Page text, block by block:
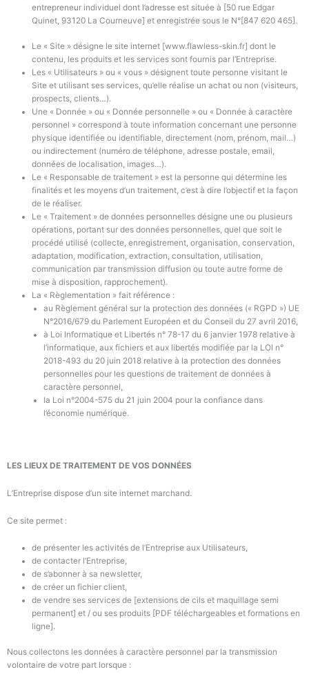
n
g
b
a
s
k
t
-
l
i
g
h
t
l
o
k
-
s
o
i
d
entrepreneur individuel dont l’adresse est située à [50 rue Edgar
Quinet, 93120 La Courneuve] et enregistrée sous le N°[847 620 465].
Le « Site » désigne le site internet [www.flawless-skin.fr] dont le
contenu, les produits et les servicessont fournis par l’Entreprise.
Les « Utilisateurs » ou « vous » désignent toute personne visitant le
Site et utilisant ses services, qu’elle réalise un achat ou non (visiteurs,
prospects, clients…).
Une « Donnée » ou « Donnée personnelle » ou « Donnée à caractère
personnel » correspond à toute information concernant une personne
physique identifiée ou identifiable, directement (nom, prénom, mail…)
ou indirectement (numéro de téléphone, adresse postale, email,
données de localisation, images…).
Le « Responsable de traitement » est la personne qui détermine les
finalités et les moyens d’un traitement, c’est à dire l’objectif et la façon
de le réaliser.
Le « Traitement » de données personnelles désigne une ou plusieurs
opérations, portant sur des données personnelles, quel que soit le
procédé utilisé (collecte, enregistrement, organisation, conservation,
adaptation, modification, extraction, consultation, utilisation,
communication par transmission diffusion ou toute autre forme de
mise à disposition, rapprochement).
La « Règlementation » fait référence :
au Règlement général sur la protection des données (« RGPD ») UE
N°2016/679 du Parlement Européen et du Conseil du 27 avril 2016,
à Loi Informatique et Libertés n° 78-17 du 6 janvier 1978 relative à
l’informatique, aux fichiers et aux libertés modifiée par la LOI n°
2018-493 du 20 juin 2018 relative à la protection des données
personnelles pour les questions de traitement de données à
caractère personnel,
la Loi n°2004-575 du 21 juin 2004 pour la confiance dans
l’économie numérique.
LES LIEUX DE TRAITEMENT DE VOS DONNÉES
L’Entreprise dispose d’un site internet marchand.
Ce site permet :
de présenter les activités de l’Entreprise aux Utilisateurs,
de contacter l’Entreprise,
de s’abonner à sa newsletter,
de créer un fichier client,
de vendre ses services de [extensions de cils et maquillage semi
permanent] et / ou ses produits [PDF téléchargeables et formations en
ligne].
Nous collectons les données à caractère personnel par la transmission
volontaire de votre part lorsque :